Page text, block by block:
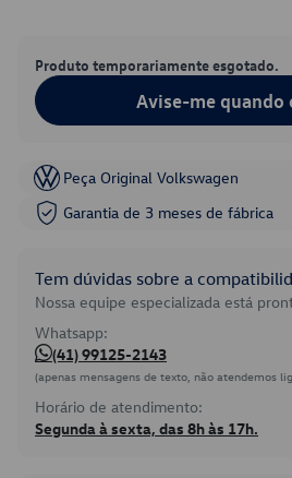
Produto temporariamente esgotado.
Avise-me quando
Peça Original Volkswagen
Garantia de 3 meses de fábrica
Tem dúvidas sobre a
Nossa equipe especializada está
Whatsapp:
(41) 99125-2143
(apenas mensagens de texto, não atendemos
Horário de atendimento:
Segunda à sexta, das 8h às 17h.